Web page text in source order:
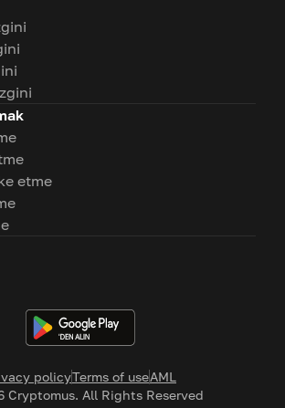
policyTerms of useAML
Cryptomus. All Rights Reserved
etme